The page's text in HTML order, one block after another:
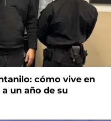
cómo vive en
un año de su